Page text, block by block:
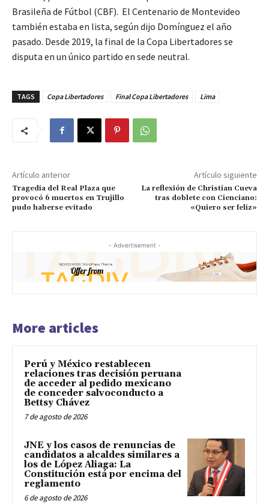
Brasileña de Fútbol (CBF). El Centenario de Montevideo
también estaba en lista, según dijo Domínguez el año
pasado. Desde 2019, la final de la Copa Libertadores se
disputa en un único partido en sede neutral.
TAGS Copa Libertadores Final Copa Libertadores Lima
Artículo anterior
Tragedia del Real Plaza que
provocó 6 muertos en Trujillo
pudo haberse evitado
Artículo siguiente
La reflexión de Christian Cueva
tras doblete con Cienciano:
«Quiero ser feliz»
- Advertisement -
More articles
Perú y México restablecen
relaciones tras decisión peruana
de acceder al pedido mexicano
de conceder salvoconducto a
Bettsy Chávez
7 de agosto de 2026
JNE y los casos de renuncias de
candidatos a alcaldes similares a
los de López Aliaga: La
Constitución está por encima del
reglamento
6 de agosto de 2026